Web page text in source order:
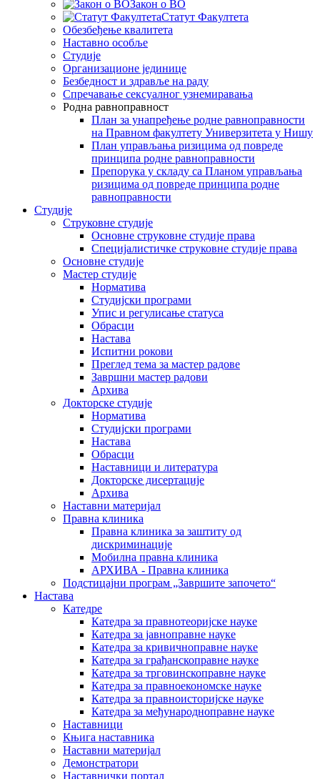
Закон о ВО
Статут Факултета
Обезбеђење квалитета
Наставно особље
Студије
Организационе јединице
Безбедност и здравље на раду
Спречавање сексуалног узнемиравања
Родна равноправност
План за унапређење родне равноправности
на Правном факултету Универзитета у Нишу
План управљања ризицима од повреде
принципа родне равноправности
Препорука у складу са Планом управљања
ризицима од повреде принципа родне
равноправности
Студије
Струковне студије
Основне струковне студије права
Специјалистичке струковне студије права
Основне студије
Мастер студије
Норматива
Студијски програми
Упис и регулисање статуса
Обрасци
Настава
Испитни рокови
Преглед тема за мастер радове
Завршни мастер радови
Архива
Докторске студије
Норматива
Студијски програми
Настава
Обрасци
Наставници и литература
Докторске дисертације
Архива
Наставни материјал
Правна клиника
Правна клиника за заштиту од
дискриминације
Мобилна правна клиника
АРХИВА - Правна клиника
Подстицајни програм „Завршите започето“
Настава
Катедре
Катедра за правнотеоријске науке
Катедра за јавноправне науке
Катедра за кривичноправне науке
Катедра за грађанскоправне науке
Катедра за трговинскоправне науке
Катедра за правноекономске науке
Катедра за правноисторијске науке
Катедра за међународноправне науке
Наставници
Књига наставника
Наставни материјал
Демонстратори
Наставнички портал